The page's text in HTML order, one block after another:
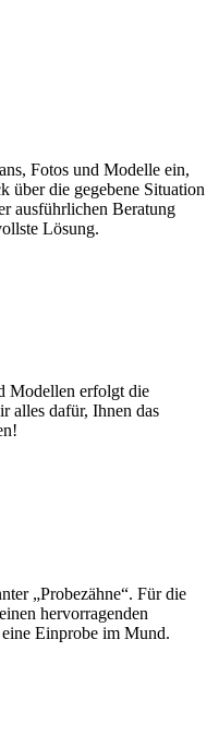
Fotos und Modelle ein,
über die gegebene Situation
ausführlichen Beratung
Lösung.
Modellen erfolgt die
alles dafür, Ihnen das
„Probezähne“. Für die
hervorragenden
Einprobe im Mund.